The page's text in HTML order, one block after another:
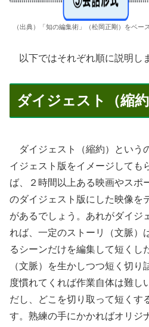
（出典）「知の編集術」（松岡正剛）をベー
以下ではそれぞれ順に説明し
ダイジェスト（縮約
ダイジェスト（縮約）という
イジェスト版をイメージしても
ば、２時間以上ある映画やスポ
のダイジェスト版にした映像を
があるでしょう。あれがダイジ
れば、一定のストーリ（文脈）
るシーンだけを編集して短くし
（文脈）を生かしつつ短く切
度慣れてくれば作業自体は難し
だし、どこを切り取って短くす
す。熟練の手にかかればオリジ